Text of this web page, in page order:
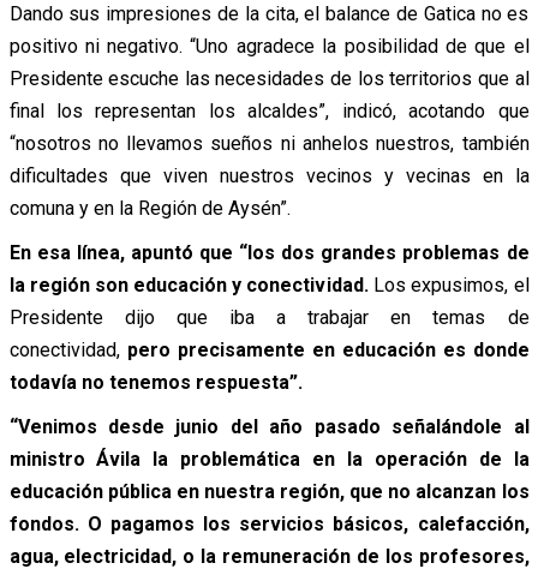
Dando sus impresiones de la cita, el balance de Gatica no es
positivo ni negativo. “Uno agradece la posibilidad de que el
Presidente escuche las necesidades de los territorios que al
final los representan los alcaldes”, indicó, acotando que
“nosotros no llevamos sueños ni anhelos nuestros, también
dificultades que viven nuestros vecinos y vecinas en la
comuna y en la Región de Aysén”.
En esa línea, apuntó que “los dos grandes problemas de
la región son educación y conectividad. Los expusimos, el
Presidente dijo que iba a trabajar en temas de
conectividad, pero precisamente en educación es donde
todavía no tenemos respuesta”.
“Venimos desde junio del año pasado señalándole al
ministro Ávila la problemática en la operación de la
educación pública en nuestra región, que no alcanzan los
fondos. O pagamos los servicios básicos, calefacción,
agua, electricidad, o la remuneración de los profesores,